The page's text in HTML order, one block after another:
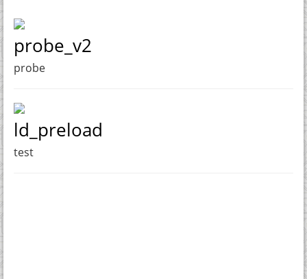
probe_v2
probe
ld_preload
test